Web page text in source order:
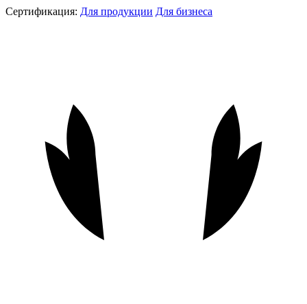
Сертификация: Для продукции Для бизнеса